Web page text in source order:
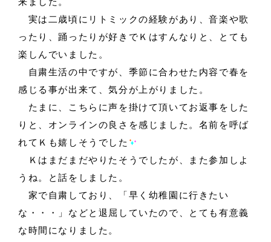
実は二歳頃にリトミックの経験があり、音楽や歌
ったり、踊ったりが好きでＫはすんなりと、とても
楽しんでいました。
自粛生活の中ですが、季節に合わせた内容で春を
感じる事が出来て、気分が上がりました。
たまに、こちらに声を掛けて頂いてお返事をした
りと、オンラインの良さを感じました。名前を呼ば
れてＫも嬉しそうでした
Ｋはまだまだやりたそうでしたが、また参加しよ
うね。と話をしました。
家で自粛しており、「早く幼稚園に行きたい
な・・・」などと退屈していたので、とても有意義
な時間になりました。